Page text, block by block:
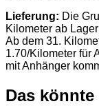
Lieferung: Die
Kilometer ab
Ab dem 31.
1.70/Kilometer für
mit Anhänger
Das